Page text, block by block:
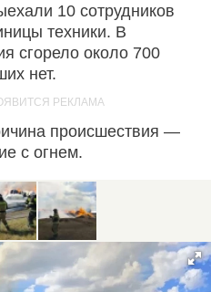
10 сотрудников
техники. В
сгорело около 700
нет.
происшествия —
с огнем.